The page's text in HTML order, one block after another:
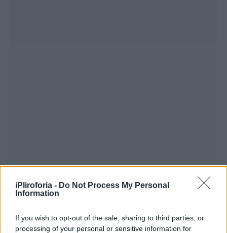
iPliroforia - Do Not Process My Personal
Information
If you wish to opt-out of the sale, sharing to third parties, or
processing of your personal or sensitive information for